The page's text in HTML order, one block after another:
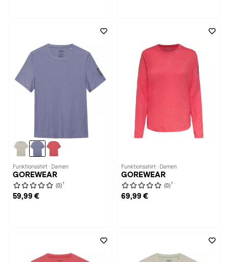
Funktionsshirt · Damen
GOREWEAR
(0) 1
59,99 €
Funktionsshirt · Damen
GOREWEAR
(0) 1
69,99 €